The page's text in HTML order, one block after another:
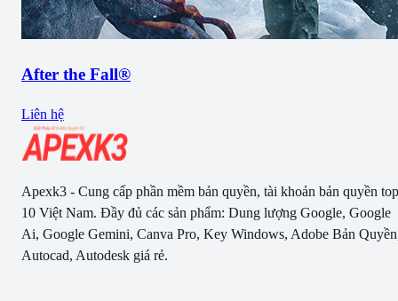
After the Fall®
Liên hệ
Apexk3 - Cung cấp phần mềm bản quyền, tài khoản bản quyền top
10 Việt Nam. Đầy đủ các sản phẩm: Dung lượng Google, Google
Ai, Google Gemini, Canva Pro, Key Windows, Adobe Bản
Autocad, Autodesk giá rẻ.